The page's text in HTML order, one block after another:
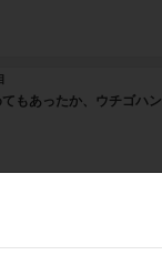
てもあったか、ウチゴハン